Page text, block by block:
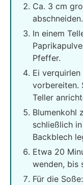
Ca. 3 cm
abschneiden.
In einem
Pfeffer.
Ei
vorbereiten.
Teller
Blumenkohl
schließlich
Backblech
Etwa 20
wenden, bis
Für die